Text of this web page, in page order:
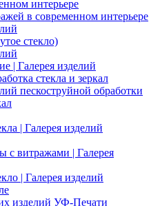
интерьере
в современном интерьере
стекло)
| Галерея изделий
стекла и зеркал
пескоструйной обработки
| Галерея изделий
с витражами | Галерея
| Галерея изделий
изделий УФ-Печати